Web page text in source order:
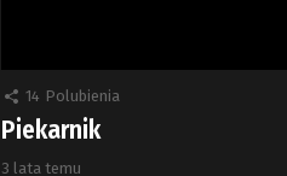
14 Polubienia
Piekarnik
3 lata temu